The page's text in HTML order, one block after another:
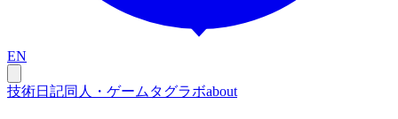
EN
技術日記同人・ゲーム タグラボabout